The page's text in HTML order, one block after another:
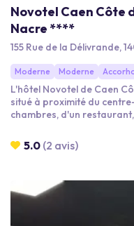
Novotel Caen Côte
Nacre ****
155 Rue de la Délivrande,
Moderne Moderne
L'hôtel Novotel de Caen
situé à proximité du
chambres, d'un
et de l'aéroport. L'hôtel
grâce à ses 172m²
répondre à vos attentes .
5.0 (2 avis)